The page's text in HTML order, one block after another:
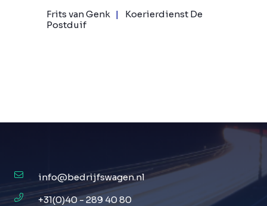
Frits van Genk
Koerierdienst De
Postduif
info@bedrijfswagen.nl
+31(0)40 - 289 40 80